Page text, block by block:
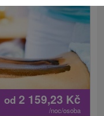
od 2 159,23 Kč
/noc/osoba